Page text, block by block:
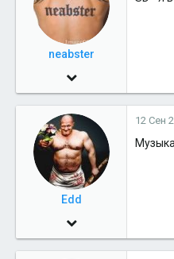
nord-nord-east
neabster
30 Май 2009
921
16
Edd
30 Май 2009
1,530
12 Сен